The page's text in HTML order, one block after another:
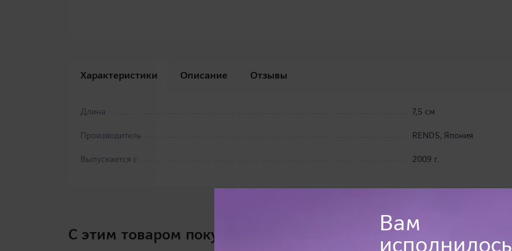
Характеристики Описание Отзывы
Длина 7,5 см
Производитель RENDS, Япония
Выпускается с 2009 г.
C этим товаром покупают
Вам
исполнилось